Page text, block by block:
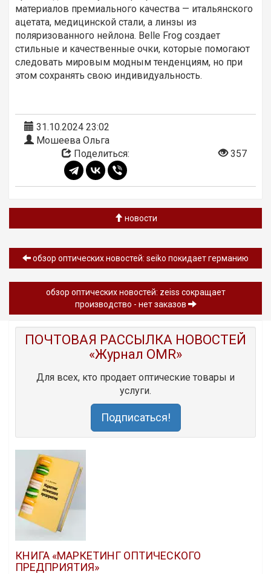
материалов премиального качества — итальянского
ацетата, медицинской стали, а линзы из
поляризованного нейлона. Belle Frog создает
стильные и качественные очки, которые помогают
следовать мировым модным тенденциям, но при
этом сохранять свою индивидуальность.
31.10.2024 23:02
Мошеева Ольга
Поделиться:
357
новости
обзор oптических новостей: seiko покидает германию
обзор oптических новостей: zeiss сокращает
производство - нет заказов
ПОЧТОВАЯ РАССЫЛКА НОВОСТЕЙ
«Журнал OMR»
Для всех, кто продает оптические товары и
услуги.
Подписаться!
КНИГА «МАРКЕТИНГ ОПТИЧЕСКОГО
ПРЕДПРИЯТИЯ»